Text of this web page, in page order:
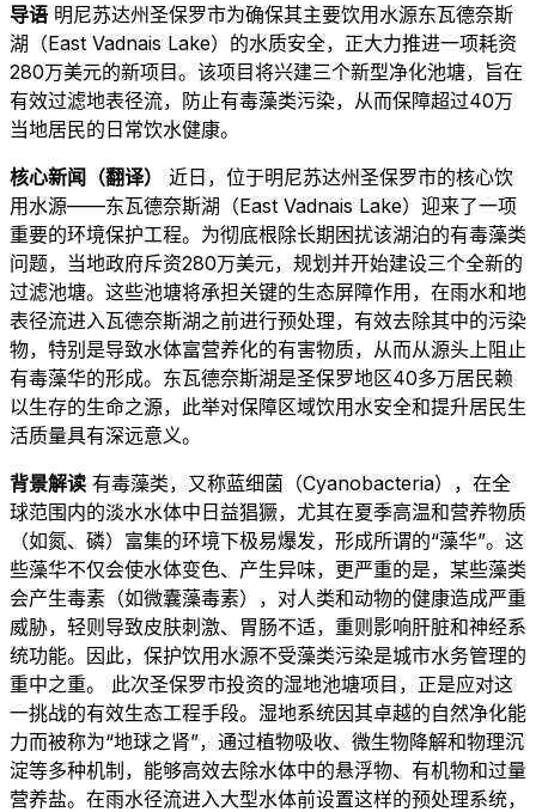
导语 明尼苏达州圣保罗市为确保其主要饮用水源东瓦德奈斯
湖（East Vadnais Lake）的水质安全，正大力推进一项耗资
280万美元的新项目。该项目将兴建三个新型净化池塘，旨在
有效过滤地表径流，防止有毒藻类污染，从而保障超过40万
当地居民的日常饮水健康。
核心新闻（翻译）
近日，位于明尼苏达州圣保罗市的核心饮
用水源——东瓦德奈斯湖（East Vadnais Lake）迎来了一项
重要的环境保护工程。为彻底根除长期困扰该湖泊的有毒藻类
问题，当地政府斥资280万美元，规划并开始建设三个全新的
过滤池塘。这些池塘将承担关键的生态屏障作用，在雨水和地
表径流进入瓦德奈斯湖之前进行预处理，有效去除其中的污染
物，特别是导致水体富营养化的有害物质，从而从源头上阻止
有毒藻华的形成。东瓦德奈斯湖是圣保罗地区40多万居民赖
以生存的生命之源，此举对保障区域饮用水安全和提升居民生
活质量具有深远意义。
背景解读 有毒藻类，又称蓝细菌（Cyanobacteria），在全
球范围内的淡水水体中日益猖獗，尤其在夏季高温和营养物质
（如氮、磷）富集的环境下极易爆发，形成所谓的“藻华”。这
些藻华不仅会使水体变色、产生异味，更严重的是，某些藻类
会产生毒素（如微囊藻毒素），对人类和动物的健康造成严重
威胁，轻则导致皮肤刺激、胃肠不适，重则影响肝脏和神经系
统功能。因此，保护饮用水源不受藻类污染是城市水务管理的
重中之重。 此次圣保罗市投资的湿地池塘项目，正是应对这
一挑战的有效生态工程手段。湿地系统因其卓越的自然净化能
力而被称为“地球之肾”，通过植物吸收、微生物降解和物理沉
淀等多种机制，能够高效去除水体中的悬浮物、有机物和过量
营养盐。在雨水径流进入大型水体前设置这样的预处理系统，